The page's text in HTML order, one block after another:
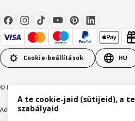
Cookie-beállítások HU
© Inter IKEA Systems B.V. 1999-2026
Adatvédelmi nyilatkozat
A te cookie-jaid (sütijeid), a te
szabályaid